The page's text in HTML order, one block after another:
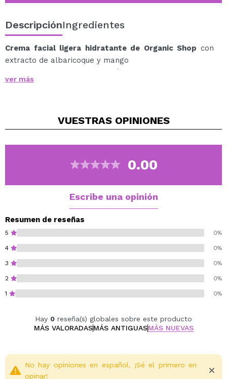
DescripciónIngredientes
Crema facial ligera hidratante de Organic Shop con
extracto de albaricoque y mango
Esta crema facial te ayudará a disfrutar de una piel
profundamente hidratada, dejándola suave y firme.
Especialmente para piel seca.
ver más
VUESTRAS OPINIONES
0.00
Escribe una opinión
Resumen de reseñas
5 0%
4 0%
3 0%
2 0%
1 0%
Hay 0 reseña(s) globales sobre este producto
MÁS VALORADASMÁS ANTIGUASMÁS NUEVAS
No hay opiniones en español. ¡Sé el primero en
opinar!